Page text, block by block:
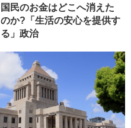
国民のお金はどこへ消えた
のか?「生活の安心を提供す
る」政治